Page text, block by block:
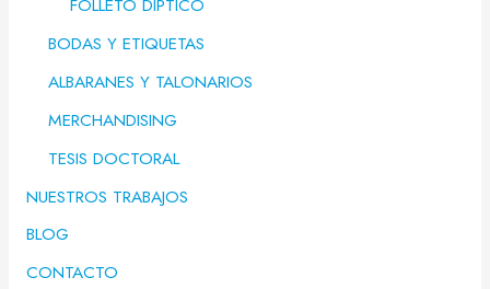
FOLLETO DÍPTICO
BODAS Y ETIQUETAS
ALBARANES Y TALONARIOS
MERCHANDISING
TESIS DOCTORAL
NUESTROS TRABAJOS
BLOG
CONTACTO